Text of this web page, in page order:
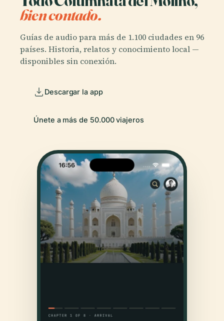
bien contado.
Guías de audio para más de 1.100 ciudades en 96
países. Historia, relatos y conocimiento local —
disponibles sin conexión.
Descargar la app
Únete a más de 50.000 viajeros